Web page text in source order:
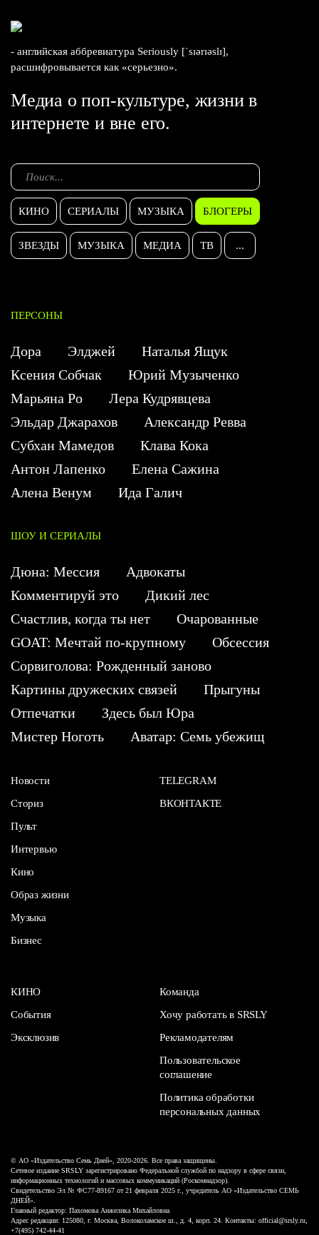
- английская аббревиатура Seriously [ˈsɪərɪəslɪ],
расшифровывается как «серьезно».
Медиа о поп-культуре, жизни в
интернете и вне его.
КИНО СЕРИАЛЫ МУЗЫКА БЛОГЕРЫ
ЗВЕЗДЫ МУЗЫКА МЕДИА ТВ ...
ПЕРСОНЫ
Дора Элджей
Наталья Ящук
Ксения Собчак
Юрий Музыченко
Марьяна Ро
Лера Кудрявцева
Эльдар Джарахов
Александр Ревва
Субхан Мамедов
Клава Кока
Антон Лапенко
Елена Сажина
Алена Венум
Ида Галич
ШОУ И СЕРИАЛЫ
Дюна: Мессия
Адвокаты
Комментируй это
Дикий лес
Счастлив, когда ты нет
Очарованные
GOAT: Мечтай по-крупному
Обсессия
Сорвиголова: Рожденный заново
Картины дружеских связей
Прыгуны
Отпечатки
Здесь был Юра
Мистер Ноготь
Аватар: Семь убежищ
Новости
Сториз
Пульт
Интервью
Кино
Образ жизни
Музыка
Бизнес
TELEGRAM
ВКОНТАКТЕ
КИНО
События
Эксклюзив
Команда
Хочу работать в SRSLY
Рекламодателям
Пользовательское
соглашение
Политика обработки
персональных данных
© АО «Издательство Семь Дней», 2020-2026. Все права защищены.
Сетевое издание SRSLY зарегистрировано Федеральной службой по надзору в сфере связи,
информационных технологий и массовых коммуникаций (Роскомнадзор).
Свидетельство Эл № ФС77-89167 от 21 февраля 2025 г., учредитель АО «Издательство СЕМЬ
ДНЕЙ».
Главный редактор: Пахомова Анжелика Михайловна
Адрес редакции: 125080, г. Москва, Волоколамское ш., д. 4, корп. 24. Контакты: official@srsly.ru,
+7(495) 742-44-41